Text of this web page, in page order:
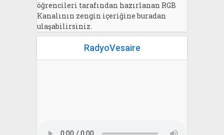
öğrencileri tarafından hazırlanan RGB
Kanalının zengin içeriğine buradan
ulaşabilirsiniz.
RadyoVesaire